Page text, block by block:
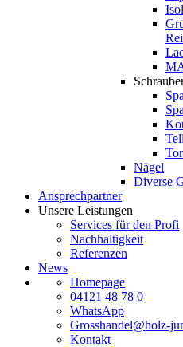
Nägel
Diverse
Ansprechpartner
Unsere Leistungen
Services für den Profi
Nachhaltigkeit
Referenzen
News
Homepage
04121 48 78 0
WhatsApp
Grosshandel@holz-
Kontakt